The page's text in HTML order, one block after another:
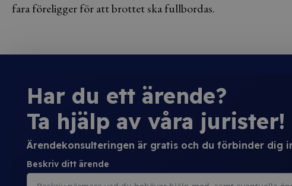
fara föreligger för att brottet ska fullbordas.
Har du ett ärende?
Ta hjälp av våra jurister!
Ärendekonsulteringen är gratis och du förbinder dig
Beskriv ditt ärende